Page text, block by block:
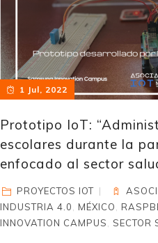
1 Jul, 2022
Prototipo IoT:
escolares durante la
enfocado al sector
PROYECTOS IOT
INDUSTRIA 4.0
MÉXICO
INNOVATION CAMPUS
SECTOR